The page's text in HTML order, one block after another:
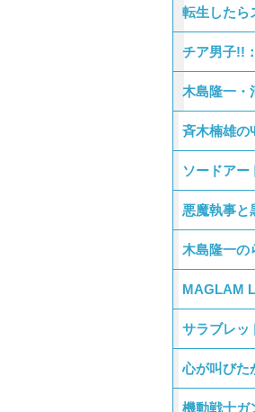
転生したら
チア男子!!
木島隆一・
斉木楠雄の
ソードアー
悪魔執事と
木島隆一の
MAGLAM
サラブレッ
心が叫びた
機動戦士ガ